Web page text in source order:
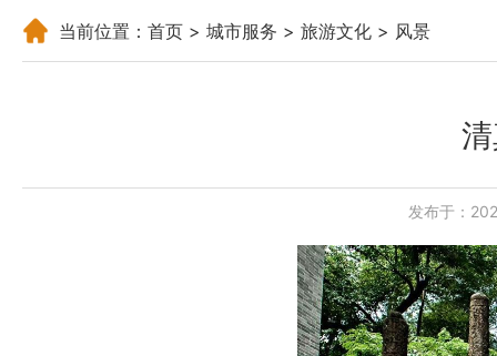
当前位置： 首页 > 城市服务 > 旅游文化 > 风景
发布于：